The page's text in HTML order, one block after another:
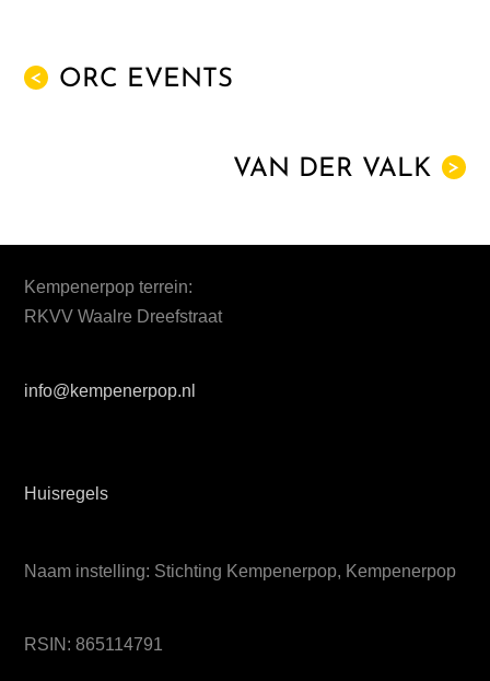
< ORC EVENTS
>
VAN DER VALK
Kempenerpop terrein:
RKVV Waalre Dreefstraat
info@kempenerpop.nl
Huisregels
Naam instelling: Stichting Kempenerpop, Kempenerpop
RSIN: 865114791